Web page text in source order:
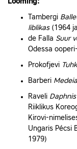
Tambergi
liblikas(1964
de Falla Suur
Odessa
Prokofjevi
Barberi Medeia
Raveli
Riiklikus
Ungaris Pécsi
1979)